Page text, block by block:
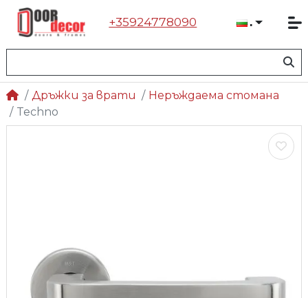
+35924778090
Дръжки за врати
Неръждаема стомана
Techno